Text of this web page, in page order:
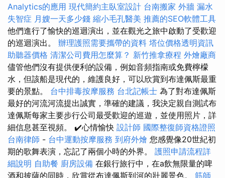
Analytics的應用 現代簡約主臥室設計 台南搬家 外牆 漏水
失智症 月嫂一天多少錢 縮小毛孔醫美 推薦的SEO軟體工具
他們進行了愉快的巡迴演出，並在觀光之旅中啟動了受歡迎
的巡迴演出。 辦理護照需要攜帶的資料 塔位價格透明資訊
助聽器價格 清潔公司費用怎麼算？ 新竹推拿療程 外燴廠商
儘管他們沒有提供便利的設備，例如音頻指南或免費檸檬
水，但該船是現代的，維護良好，可以欣賞到布達佩斯最重
要的景點。 台中排毒按摩服務 台北記帳士 為了對布達佩斯
最好的河流河流提出誠實，準確的建議，我決定親自測試布
達佩斯每家主要步行公司最受歡迎的巡遊，並使用照片，詳
細信息甚至視頻。 ✔️心情愉快 設計師 國際整復師資格證照
台南律師 - 台中運動按摩服務 到府外燴 您感覺像20世紀初
期的歌舞表演，忘記了兩個小時的外界。 護照申請流程詳
細說明 自助餐 廚房設備 在銀行旅行中，在a飲無限量的啤
酒和披薩的同時，欣賞從布達佩斯到河的壯麗景色。 筋師